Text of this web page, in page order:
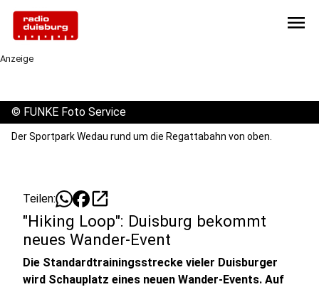
menu
Anzeige
© FUNKE Foto Service
Der Sportpark Wedau rund um die Regattabahn von oben.
Teilen: open_in_new
"Hiking Loop": Duisburg bekommt
neues Wander-Event
Die Standardtrainingsstrecke vieler Duisburger
wird Schauplatz eines neuen Wander-Events. Auf